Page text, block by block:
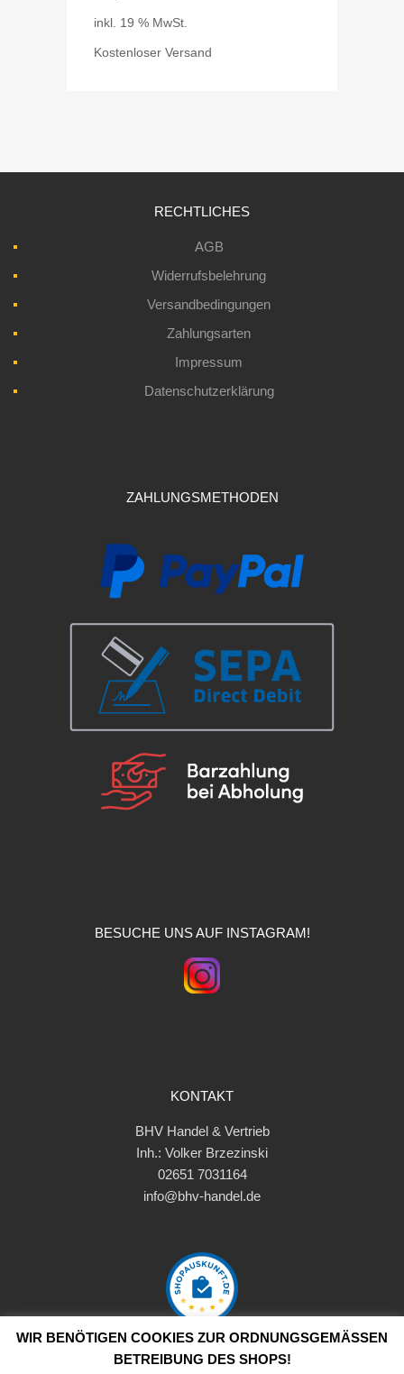
inkl. 19 % MwSt.
Kostenloser Versand
RECHTLICHES
AGB
Widerrufsbelehrung
Versandbedingungen
Zahlungsarten
Impressum
Datenschutzerklärung
ZAHLUNGSMETHODEN
BESUCHE UNS AUF INSTAGRAM!
KONTAKT
BHV Handel & Vertrieb
Inh.: Volker Brzezinski
02651 7031164
info@bhv-handel.de
WIR BENÖTIGEN COOKIES ZUR ORDNUNGSGEMÄSSEN B
ETREIBUNG DES SHOPS!